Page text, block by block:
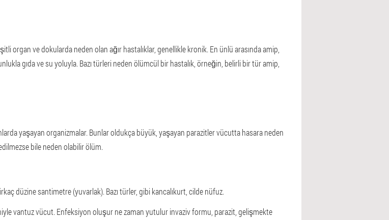
organ ve dokularda neden olan ağır hastalıklar, genellikle kronik. En ünlü arasında amip,
gıda ve su yoluyla. Bazı türleri neden ölümcül bir hastalık, örneğin, belirli bir tür amip,
yaşayan organizmalar. Bunlar oldukça büyük, yaşayan parazitler vücutta hasara neden
bile neden olabilir ölüm.
düzine santimetre (yuvarlak). Bazı türler, gibi kancalıkurt, cilde nüfuz.
vantuz vücut. Enfeksiyon oluşur ne zaman yutulur invaziv formu, parazit, gelişmekte